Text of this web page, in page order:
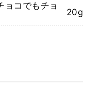
ョコでもチョ
20g